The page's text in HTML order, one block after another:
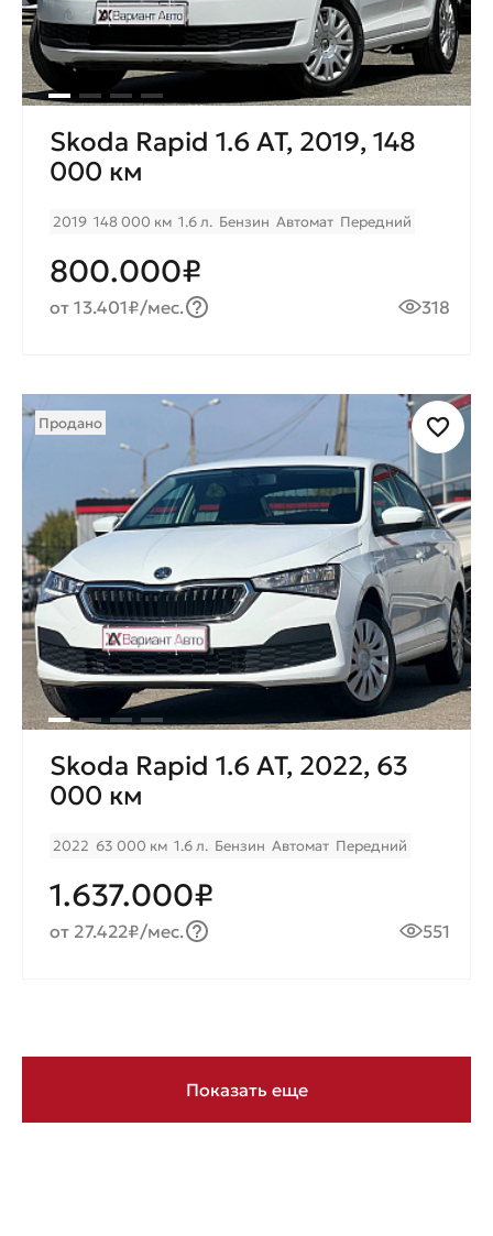
Skoda Rapid 1.6 AT, 2019, 148
000 км
2019 148 000 км 1.6 л. Бензин Автомат Передний
800.000₽
от 13.401₽/мес. 318
Продано
Skoda Rapid 1.6 AT, 2022, 63
000 км
2022 63 000 км 1.6 л. Бензин Автомат Передний
1.637.000₽
от 27.422₽/мес. 551
Показать еще